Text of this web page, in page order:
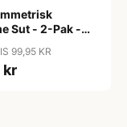
Sut - 2-Pak -
Blue
99,95 KR
kr